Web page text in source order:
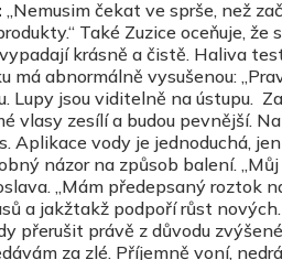
„Nemusim čekat ve sprše, než
Také Zuzice oceňuje,
krásně a čistě. Haliva
má abnormálně vysušenou:
Lupy jsou viditelně na ústupu.
vlasy zesílí a budou pevnější.
Aplikace vody je jednoduchá,
názor na způsob balení.
„Mám předepsaný roztok
a jakžtakž podpoří růst
přerušit právě z důvodu
za zlé. Příjemně voní,